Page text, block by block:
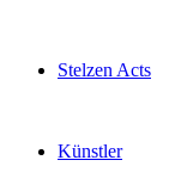
Stelzen Acts
Künstler